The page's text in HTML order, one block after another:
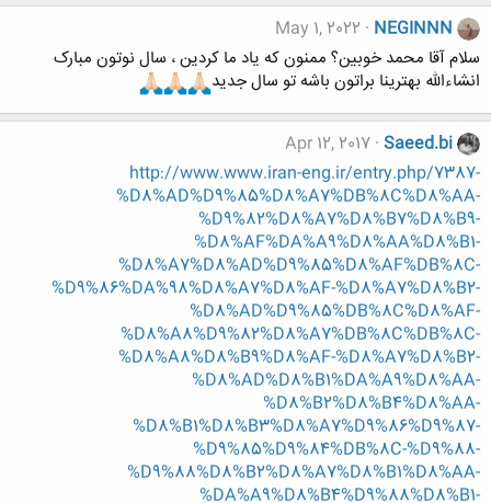
NEGINNN
May 1, 2022
سلام آقا محمد خوبین؟ ممنون که یاد ما کردین ، سال نوتون مبارک
انشاءالله بهترینا براتون باشه تو سال جدید
Saeed.bi
Apr 12, 2017
http://www.www.iran-eng.ir/entry.php/7387-
%D8%AD%D9%85%D8%A7%DB%8C%D8%AA-
%D9%82%D8%A7%D8%B7%D8%B9-
%D8%AF%DA%A9%D8%AA%D8%B1-
%D8%A7%D8%AD%D9%85%D8%AF%DB%8C-
%D9%86%DA%98%D8%A7%D8%AF-%D8%A7%D8%B2-
%D8%AD%D9%85%DB%8C%D8%AF-
%D8%A8%D9%82%D8%A7%DB%8C%DB%8C-
%D8%A8%D8%B9%D8%AF-%D8%A7%D8%B2-
%D8%AD%D8%B1%DA%A9%D8%AA-
%D8%B2%D8%B4%D8%AA-
%D8%B1%D8%B3%D8%A7%D9%86%D9%87-
%D9%85%D9%84%DB%8C-%D9%88-
%D9%88%D8%B2%D8%A7%D8%B1%D8%AA-
%DA%A9%D8%B4%D9%88%D8%B1-